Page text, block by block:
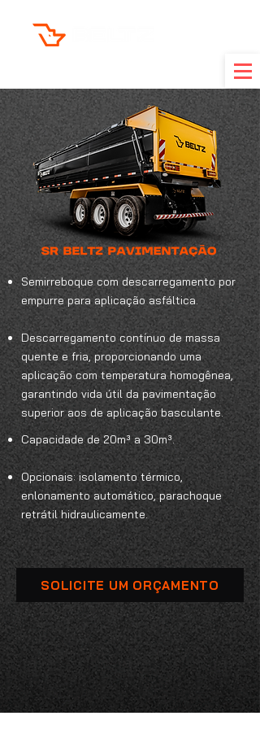
Semirreboque com descarregamento por
empurre para aplicação asfáltica.
Descarregamento contínuo de massa
quente e fria, proporcionando uma
aplicação com temperatura homogênea,
garantindo vida útil da pavimentação
superior aos de aplicação basculante.
Capacidade de 20m³ a 30m³.
Opcionais: isolamento térmico,
enlonamento automático, parachoque
retrátil hidraulicamente.
SOLICITE UM ORÇAMENTO